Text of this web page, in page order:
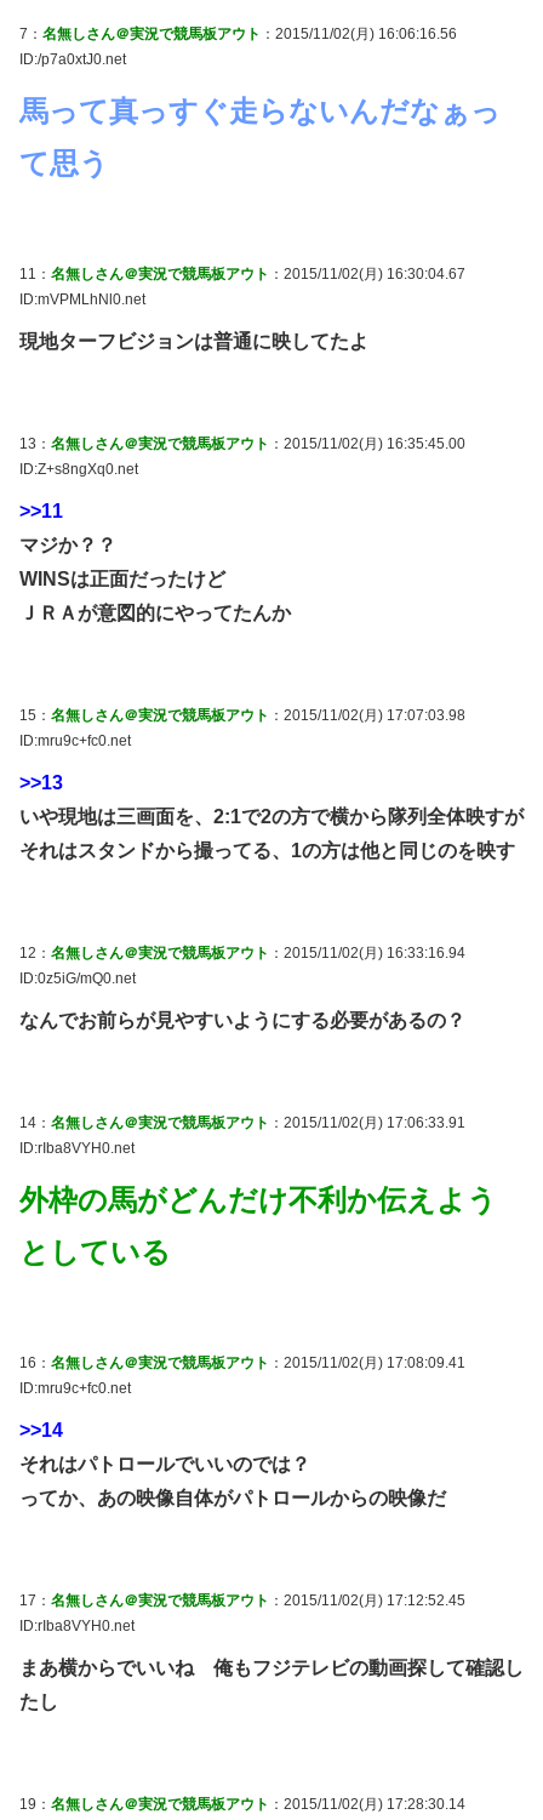
7： 名無しさん＠実況で競馬板アウト ：2015/11/02(月) 16:06:16.56
ID:/p7a0xtJ0.net
馬って真っすぐ走らないんだなぁっ
て思う
11： 名無しさん＠実況で競馬板アウト ：2015/11/02(月) 16:30:04.67
ID:mVPMLhNl0.net
現地ターフビジョンは普通に映してたよ
13： 名無しさん＠実況で競馬板アウト ：2015/11/02(月) 16:35:45.00
ID:Z+s8ngXq0.net
>>11
マジか？？
WINSは正面だったけど
ＪＲＡが意図的にやってたんか
15： 名無しさん＠実況で競馬板アウト ：2015/11/02(月) 17:07:03.98
ID:mru9c+fc0.net
>>13
いや現地は三画面を、2:1で2の方で横から隊列全体映すが
それはスタンドから撮ってる、1の方は他と同じのを映す
12： 名無しさん＠実況で競馬板アウト ：2015/11/02(月) 16:33:16.94
ID:0z5iG/mQ0.net
なんでお前らが見やすいようにする必要があるの？
14： 名無しさん＠実況で競馬板アウト ：2015/11/02(月) 17:06:33.91
ID:rIba8VYH0.net
外枠の馬がどんだけ不利か伝えよう
としている
16： 名無しさん＠実況で競馬板アウト ：2015/11/02(月) 17:08:09.41
ID:mru9c+fc0.net
>>14
それはパトロールでいいのでは？
ってか、あの映像自体がパトロールからの映像だ
17： 名無しさん＠実況で競馬板アウト ：2015/11/02(月) 17:12:52.45
ID:rIba8VYH0.net
まあ横からでいいね 俺もフジテレビの動画探して確認し
たし
19： 名無しさん＠実況で競馬板アウト ：2015/11/02(月) 17:28:30.14